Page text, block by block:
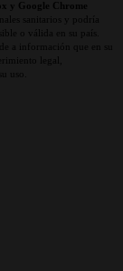
y Google Chrome
sanitarios y podría
o válida en su país.
a información que en su
legal,
uso.